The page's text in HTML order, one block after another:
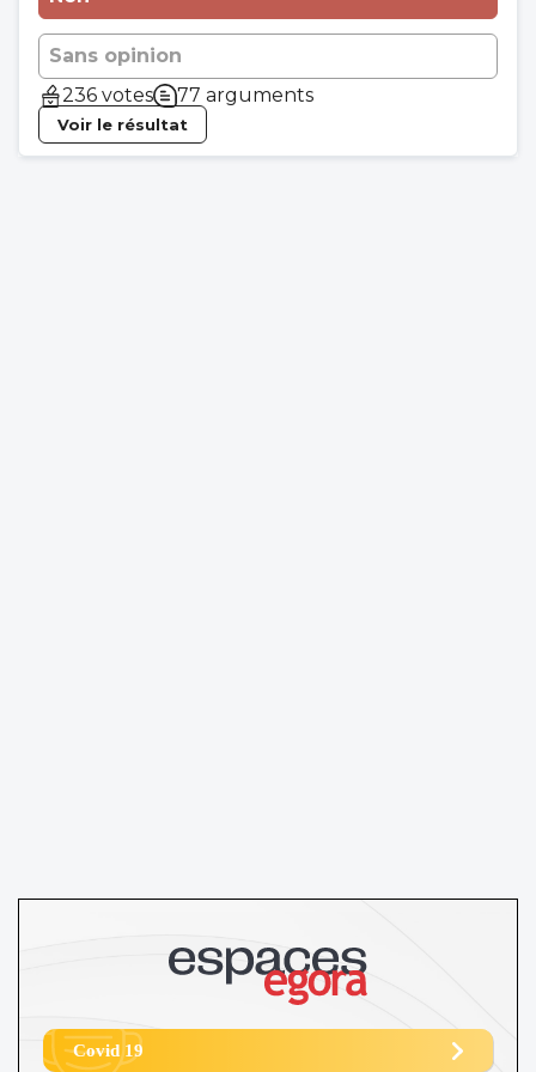
Sans opinion
236 votes
77 arguments
Voir le résultat
Covid 19